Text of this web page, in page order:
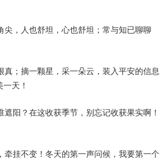
，人也舒坦，心也舒坦；常与知已聊聊
；摘一颗星，采一朵云，装入平安的信息
天！
阳？在这收获季节，别忘记收获果实啊！
挂不变！冬天的第一声问候，我要第一个